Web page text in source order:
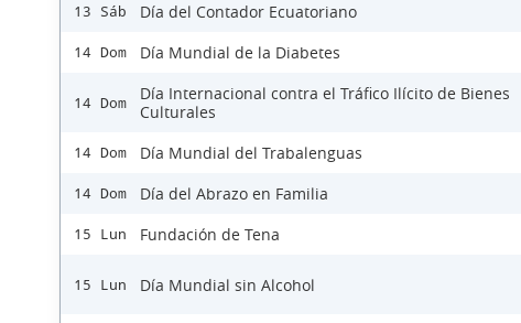
13 Sáb Día del Contador Ecuatoriano
14 Dom Día Mundial de la Diabetes
14 Dom
Día Internacional contra el Tráfico Ilícito de Bienes
Culturales
14 Dom Día Mundial del Trabalenguas
14 Dom Día del Abrazo en Familia
15 Lun Fundación de Tena
15 Lun Día Mundial sin Alcohol